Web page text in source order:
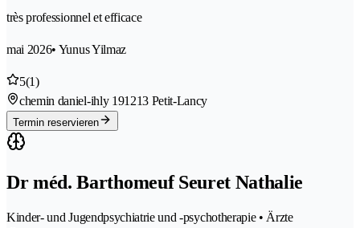
très professionnel et efficace
mai 2026• Yunus Yilmaz
5(1)
chemin daniel-ihly 191213 Petit-Lancy
Termin reservieren
Dr méd. Barthomeuf Seuret Nathalie
Kinder- und Jugendpsychiatrie und -psychotherapie • Ärzte